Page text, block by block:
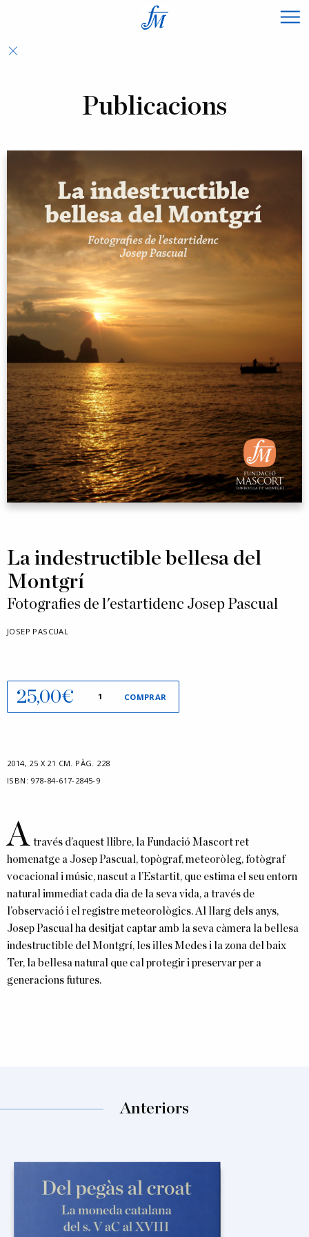
×
Publicacions
La indestructible bellesa del
Montgrí
Fotografies de l'estartidenc Josep Pascual
JOSEP PASCUAL
25,00€
bellesa
del
COMPRAR
2014, 25 X 21 CM. PÀG. 228
ISBN: 978-84-617-2845-9
A través d’aquest llibre, la Fundació Mascort ret
homenatge a Josep Pascual, topògraf, meteoròleg, fotògraf
vocacional i músic, nascut a l’Estartit, que estima el seu entorn
natural immediat cada dia de la seva vida, a través de
l’observació i el registre meteorològics. Al llarg dels anys,
Josep Pascual ha desitjat captar amb la seva càmera la bellesa
indestructible del Montgrí, les illes Medes i la zona del baix
Ter, la bellesa natural que cal protegir i preservar per a
generacions futures.
Anteriors